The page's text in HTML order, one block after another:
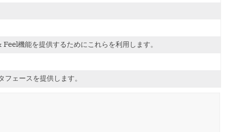
機能を提供するためにこれらを利用します。
ェースを提供します。